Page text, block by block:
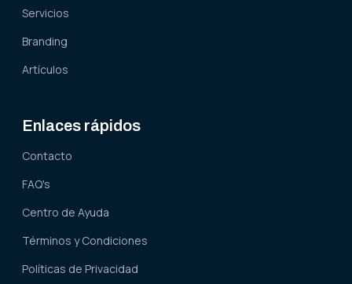
Servicios
Branding
Artículos
Enlaces rápidos
Contacto
FAQ's
Centro de Ayuda
Términos y Condiciones
Políticas de Privacidad